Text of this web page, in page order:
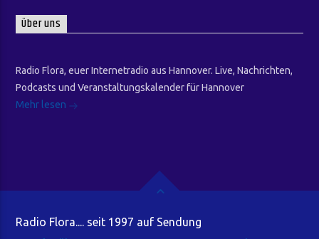
Über uns
Radio Flora, euer Internetradio aus Hannover. Live, Nachrichten,
Podcasts und Veranstaltungskalender für Hannover
Mehr lesen
Radio Flora.... seit 1997 auf Sendung